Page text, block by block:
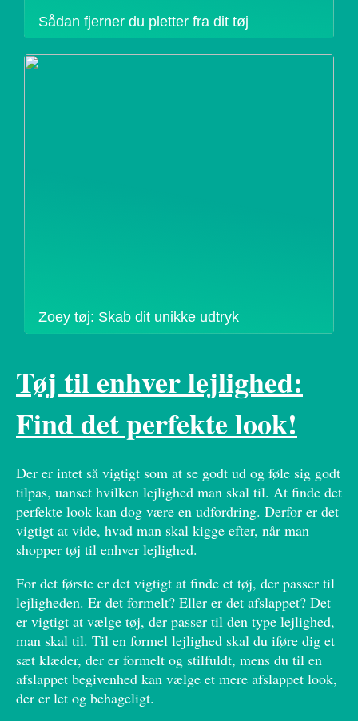
Sådan fjerner du pletter fra dit tøj
Zoey tøj: Skab dit unikke udtryk
Tøj til enhver lejlighed:
Find det perfekte look!
Der er intet så vigtigt som at se godt ud og føle sig godt
tilpas, uanset hvilken lejlighed man skal til. At finde det
perfekte look kan dog være en udfordring. Derfor er det
vigtigt at vide, hvad man skal kigge efter, når man
shopper tøj til enhver lejlighed.
For det første er det vigtigt at finde et tøj, der passer til
lejligheden. Er det formelt? Eller er det afslappet? Det
er vigtigt at vælge tøj, der passer til den type lejlighed,
man skal til. Til en formel lejlighed skal du iføre dig et
sæt klæder, der er formelt og stilfuldt, mens du til en
afslappet begivenhed kan vælge et mere afslappet look,
der er let og behageligt.